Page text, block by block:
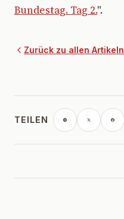
Bundestag. Tag 2.".
Zurück zu allen Artikeln
TEILEN